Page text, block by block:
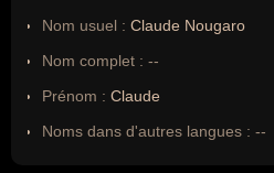
Nom usuel : Claude Nougaro
Nom complet : --
Prénom : Claude
Noms dans d'autres langues : --